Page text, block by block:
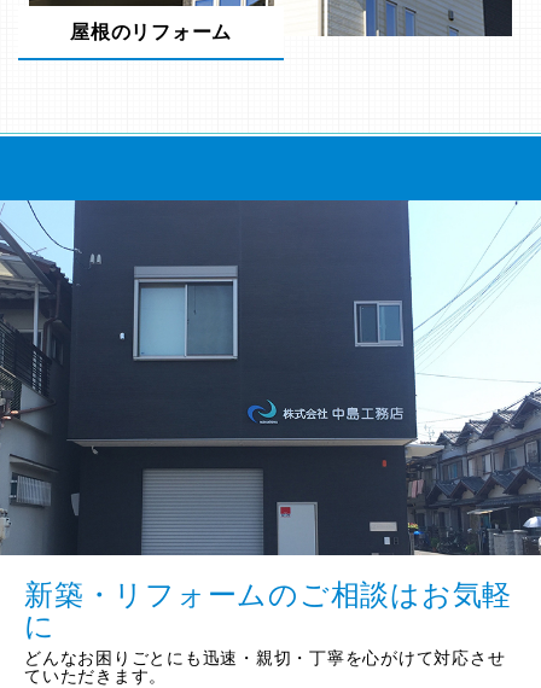
屋根のリフォーム
新築・リフォームのご相談はお気軽
に
どんなお困りごとにも迅速・親切・丁寧を心がけて対応させ
ていただきます。